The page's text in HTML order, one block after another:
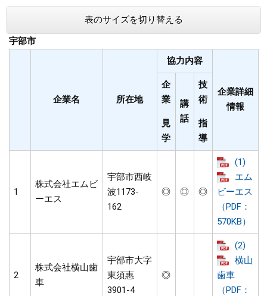
表のサイズを切り替える
宇部市
企業名 所在地
協力内容
企業詳細
情報
企
業
見
学
講
話
技
術
指
導
1
株式会社エムビ
ーエス
宇部市西岐
波1173-
162
◎ ◎ ◎
(1)
エム
ビーエス
（PDF：
570KB）
2
株式会社横山歯
車
宇部市大字
東須惠
3901-4
◎
(2)
横山
歯車
（PDF：